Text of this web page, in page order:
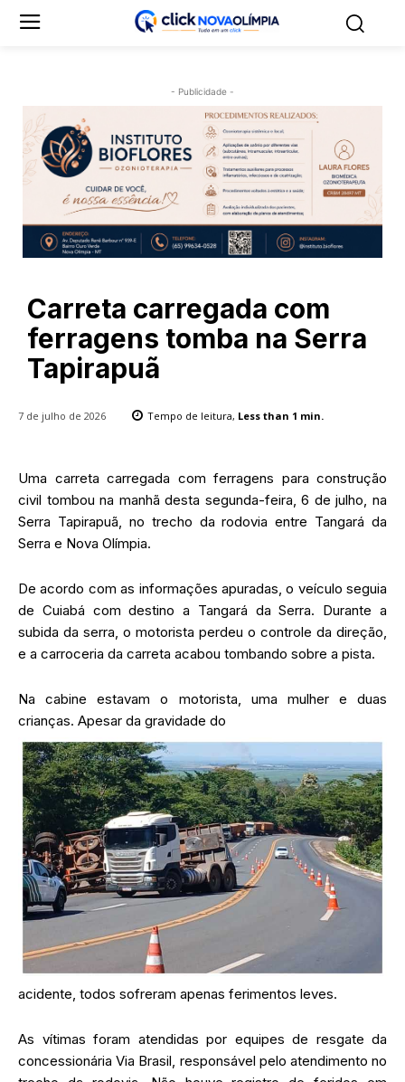
- Publicidade -
Carreta carregada com
ferragens tomba na Serra
Tapirapuã
7 de julho de 2026 Tempo de leitura, Less than 1 min.
Uma carreta carregada com ferragens para construção
civil tombou na manhã desta segunda-feira, 6 de julho, na
Serra Tapirapuã, no trecho da rodovia entre Tangará da
Serra e Nova Olímpia.
De acordo com as informações apuradas, o veículo seguia
de Cuiabá com destino a Tangará da Serra. Durante a
subida da serra, o motorista perdeu o controle da direção,
e a carroceria da carreta acabou tombando sobre a pista.
Na cabine estavam o motorista, uma mulher e duas
crianças. Apesar da gravidade do
acidente, todos sofreram apenas ferimentos leves.
As vítimas foram atendidas por equipes de resgate da
concessionária Via Brasil, responsável pelo atendimento no